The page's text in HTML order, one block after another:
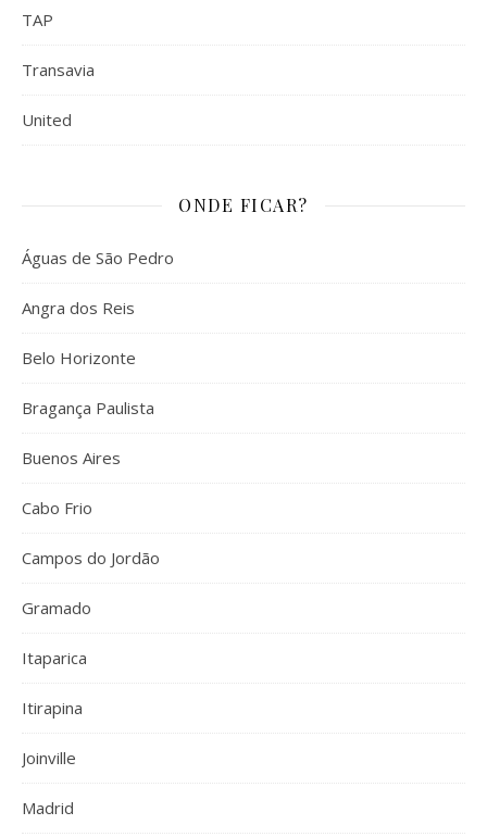
TAP
Transavia
United
ONDE FICAR?
Águas de São Pedro
Angra dos Reis
Belo Horizonte
Bragança Paulista
Buenos Aires
Cabo Frio
Campos do Jordão
Gramado
Itaparica
Itirapina
Joinville
Madrid